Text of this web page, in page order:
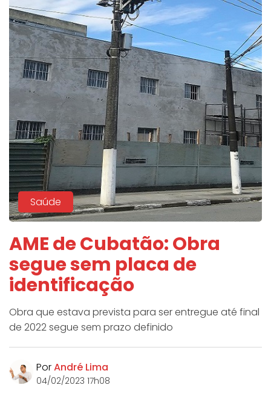
Saúde
AME de Cubatão: Obra
segue sem placa de
identificação
Obra que estava prevista para ser entregue até final
de 2022 segue sem prazo definido
PorAndré Lima
04/02/2023 17h08